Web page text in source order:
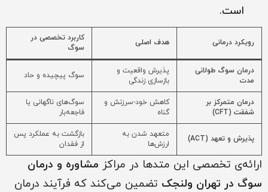
است.
رویکرد درمانی هدف اصلی
کاربرد تخصصی در
سوگ
درمان سوگ طولانی
مدت
پذیرش واقعیت و
بازسازی زندگی
سوگ پیچیده و حاد
درمان متمرکز بر
شفقت (CFT)
کاهش خود-سرزنش و
گناه
سوگ‌های ناگهانی یا
فاجعه‌بار
پذیرش و تعهد (ACT)
متعهد شدن به
ارزش‌ها
بازگشت به عملکرد پس
از فقدان
ارائه‌ی تخصصی این متدها در مراکز مشاوره و درمان
سوگ در تهران ولنجک تضمین می‌کند که فرآیند درمان